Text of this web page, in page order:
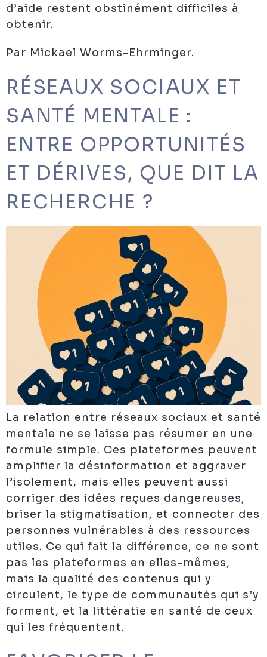
d’aide restent obstinément difficiles à
obtenir.
Par Mickael Worms-Ehrminger.
RÉSEAUX SOCIAUX ET
SANTÉ MENTALE :
ENTRE OPPORTUNITÉS
ET DÉRIVES, QUE DIT LA
RECHERCHE ?
La relation entre réseaux sociaux et santé
mentale ne se laisse pas résumer en une
formule simple. Ces plateformes peuvent
amplifier la désinformation et aggraver
l’isolement, mais elles peuvent aussi
corriger des idées reçues dangereuses,
briser la stigmatisation, et connecter des
personnes vulnérables à des ressources
utiles. Ce qui fait la différence, ce ne sont
pas les plateformes en elles-mêmes,
mais la qualité des contenus qui y
circulent, le type de communautés qui s’y
forment, et la littératie en santé de ceux
qui les fréquentent.